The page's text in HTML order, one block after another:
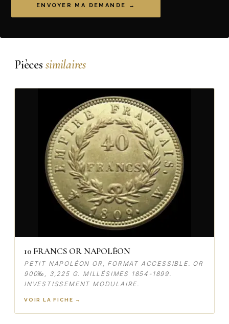
ENVOYER MA DEMANDE →
Piècessimilaires
10 FRANCS OR NAPOLÉON
PETIT NAPOLÉON OR, FORMAT ACCESSIBLE. OR
900‰, 3,225 G. MILLÉSIMES 1854-1899.
INVESTISSEMENT MODULAIRE.
VOIR LA FICHE →